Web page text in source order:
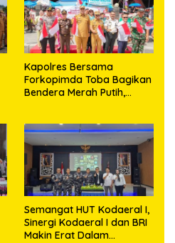
Kapolres Bersama
Forkopimda Toba Bagikan
Bendera Merah Putih,
Nasionalisme di
Masyarakat
‎Semangat HUT Kodaeral I,
Sinergi Kodaeral I dan BRI
Makin Erat Dalam